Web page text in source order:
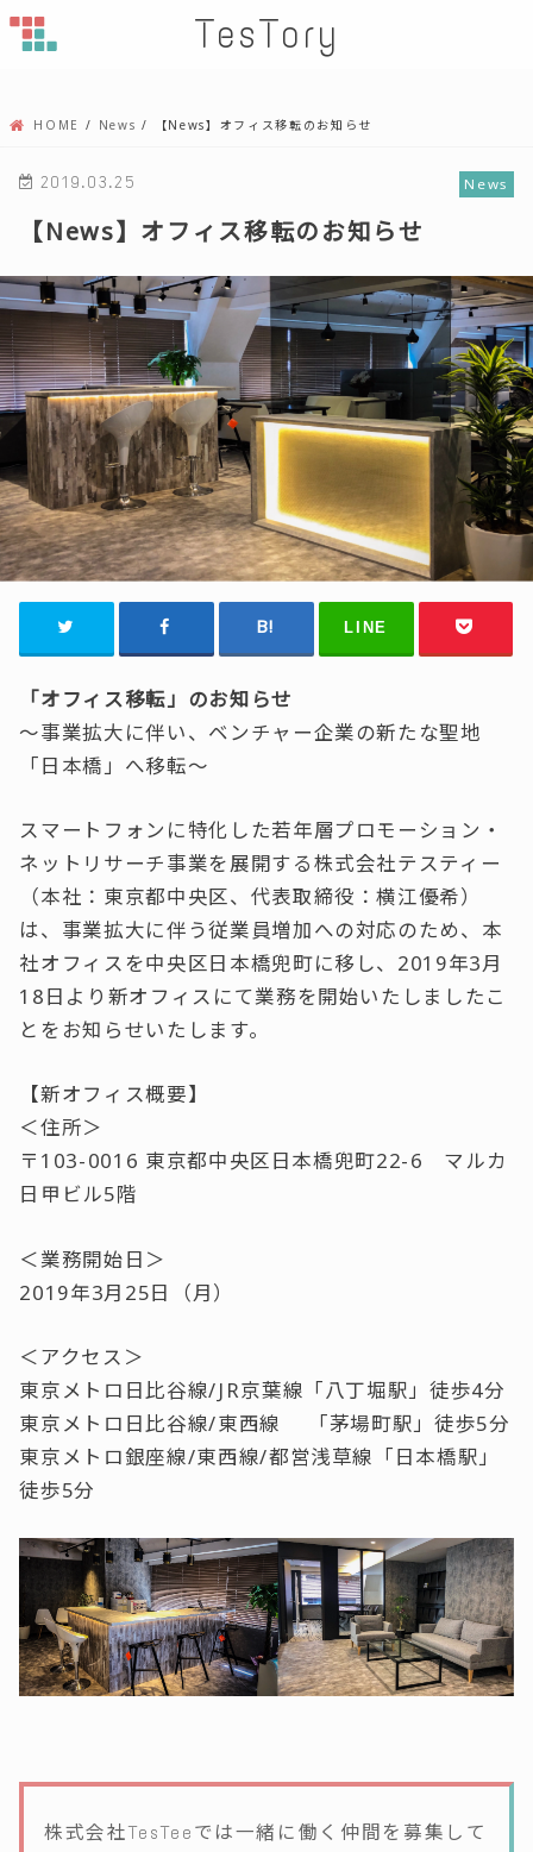
TesTory
HOME News 【News】オフィス移転のお知らせ
News
2019.03.25
【News】オフィス移転のお知らせ
LINE
「オフィス移転」のお知らせ
〜事業拡大に伴い、ベンチャー企業の新たな聖地
「日本橋」へ移転〜
スマートフォンに特化した若年層プロモーション・
ネットリサーチ事業を展開する株式会社テスティー
（本社：東京都中央区、代表取締役：横江優希）
は、事業拡大に伴う従業員増加への対応のため、本
社オフィスを中央区日本橋兜町に移し、2019年3月
18日より新オフィスにて業務を開始いたしましたこ
とをお知らせいたします。
【新オフィス概要】
＜住所＞
〒103-0016 東京都中央区日本橋兜町22-6 マルカ
日甲ビル5階
＜業務開始日＞
2019年3月25日（月）
＜アクセス＞
東京メトロ日比谷線/JR京葉線「八丁堀駅」徒歩4分
東京メトロ日比谷線/東西線 「茅場町駅」徒歩5分
東京メトロ銀座線/東西線/都営浅草線「日本橋駅」
徒歩5分
株式会社TesTeeでは一緒に働く仲間を募集して